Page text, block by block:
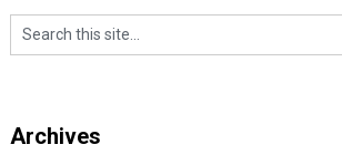
Archives